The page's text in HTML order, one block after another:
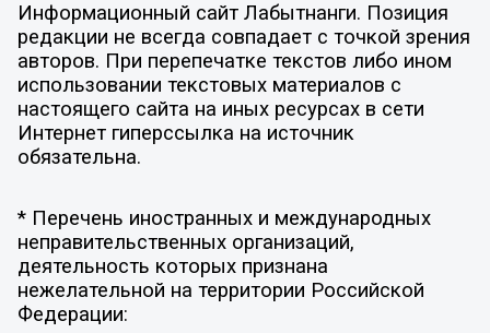
Информационный сайт Лабытнанги. Позиция
редакции не всегда совпадает с точкой зрения
авторов. При перепечатке текстов либо ином
использовании текстовых материалов с
настоящего сайта на иных ресурсах в сети
Интернет гиперссылка на источник
обязательна.
* Перечень иностранных и международных
неправительственных организаций,
деятельность которых признана
нежелательной на территории Российской
Федерации: